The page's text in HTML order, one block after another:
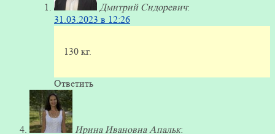
Дмитрий Сидоревич:
31.03.2023 в 12:26
130 кг.
Ответить
Ирина Ивановна Апальк: